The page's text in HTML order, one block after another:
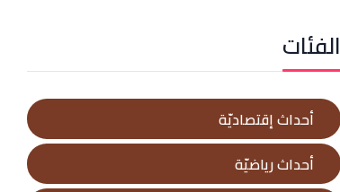
الفئات
أحداث إقتصاديّة
أحداث رياضيّة